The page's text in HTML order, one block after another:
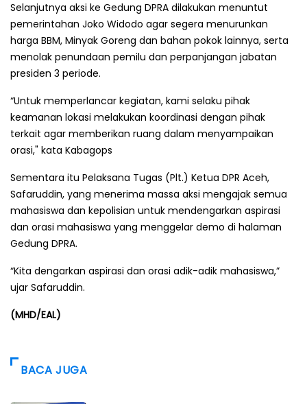
Selanjutnya aksi ke Gedung DPRA dilakukan menuntut
pemerintahan Joko Widodo agar segera menurunkan
harga BBM, Minyak Goreng dan bahan pokok lainnya, serta
menolak penundaan pemilu dan perpanjangan jabatan
presiden 3 periode.
“Untuk memperlancar kegiatan, kami selaku pihak
keamanan lokasi melakukan koordinasi dengan pihak
terkait agar memberikan ruang dalam menyampaikan
orasi," kata Kabagops
Sementara itu Pelaksana Tugas (Plt.) Ketua DPR Aceh,
Safaruddin, yang menerima massa aksi mengajak semua
mahasiswa dan kepolisian untuk mendengarkan aspirasi
dan orasi mahasiswa yang menggelar demo di halaman
Gedung DPRA.
“Kita dengarkan aspirasi dan orasi adik-adik mahasiswa,”
ujar Safaruddin.
(MHD/EAL)
BACA JUGA